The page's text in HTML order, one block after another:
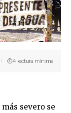
4 lectura mínima
severo se